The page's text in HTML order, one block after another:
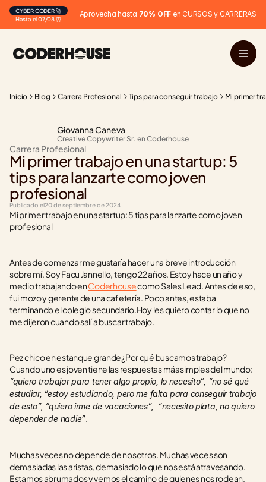
Hasta el 07/08 ⏰
CYBER CODER 🚀 Aprovecha hasta 70% OFF en CURSOS y CARRERAS
Inicio Blog Carrera Profesional Tips para conseguir trabajo Mi primer
Giovanna Caneva
Creative Copywriter Sr. en Coderhouse
Carrera Profesional
Mi primer trabajo en una startup: 5
tips para lanzarte como joven
profesional
Publicado el20 de septiembre de 2024
Mi primer trabajo en una startup: 5 tips para lanzarte como joven
profesional
Antes de comenzar me gustaría hacer una breve introducción
sobre mí. Soy Facu Jannello, tengo 22 años. Estoy hace un año y
medio trabajando en Coderhouse como Sales Lead. Antes de eso,
fui mozo y gerente de una cafetería. Poco antes, estaba
terminando el colegio secundario.Hoy les quiero contar lo que no
me dijeron cuando salí a buscar trabajo.
Pez chico en estanque grande¿Por qué buscamos trabajo?
“quiero trabajar para tener algo propio, lo necesito”, “no sé qué
estudiar, “estoy estudiando, pero me falta para conseguir trabajo
de esto”, “quiero irme de vacaciones”,  “necesito plata, no quiero
depender de nadie”.
Muchas veces no depende de nosotros. Muchas veces son
demasiadas las aristas, demasiado lo que nos está atravesando.
Estamos abrumados y vemos el camino de quienes nos rodean.